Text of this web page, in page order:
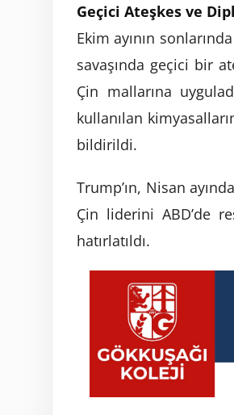
Geçici Ateşkes ve
Ekim ayının
savaşında geçici bir
Çin mallarına
kullanılan
bildirildi.
Trump’ın, Nisan
Çin liderini ABD’de
hatırlatıldı.